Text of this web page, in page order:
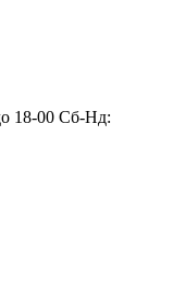
18-00 Сб-Нд: